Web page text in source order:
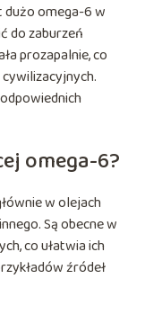
dużo omega-6 w
do zaburzeń
prozapalnie, co
omega-6?
w olejach
Są obecne w
co ułatwia ich
źródeł